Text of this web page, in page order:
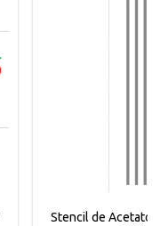
Stencil de Acetato